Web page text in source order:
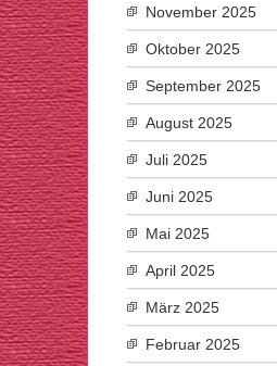
November 2025
Oktober 2025
September 2025
August 2025
Juli 2025
Juni 2025
Mai 2025
April 2025
März 2025
Februar 2025